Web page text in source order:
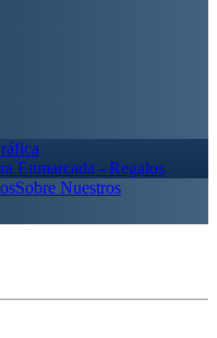
Enmarcada - Regalos
Sobre Nuestros